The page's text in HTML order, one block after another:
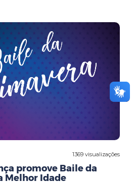
1369 visualizações
promove Baile da
Melhor Idade